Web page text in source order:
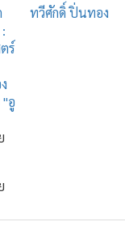
ร์
อู
ทวีศักดิ์ ปิ่นทอง